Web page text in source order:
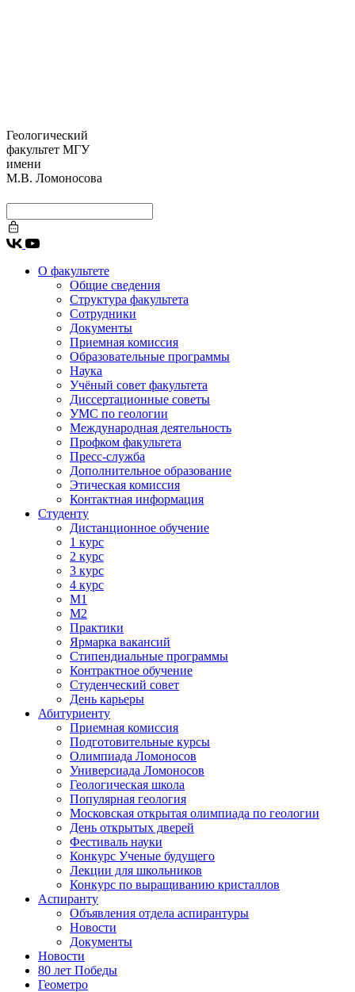
Геологический
факультет МГУ
имени
М.В. Ломоносова
О факультете
Общие сведения
Структура факультета
Сотрудники
Документы
Приемная комиссия
Образовательные программы
Наука
Учёный совет факультета
Диссертационные советы
УМС по геологии
Международная деятельность
Профком факультета
Пресс-служба
Дополнительное образование
Этическая комиссия
Контактная информация
Студенту
Дистанционное обучение
1 курс
2 курс
3 курс
4 курс
М1
М2
Практики
Ярмарка вакансий
Стипендиальные программы
Контрактное обучение
Студенческий совет
День карьеры
Абитуриенту
Приемная комиссия
Подготовительные курсы
Олимпиада Ломоносов
Универсиада Ломоносов
Геологическая школа
Популярная геология
Московская открытая олимпиада по геологии
День открытых дверей
Фестиваль науки
Конкурс Ученые будущего
Лекции для школьников
Конкурс по выращиванию кристаллов
Аспиранту
Объявления отдела аспирантуры
Новости
Документы
Новости
80 лет Победы
Геометро